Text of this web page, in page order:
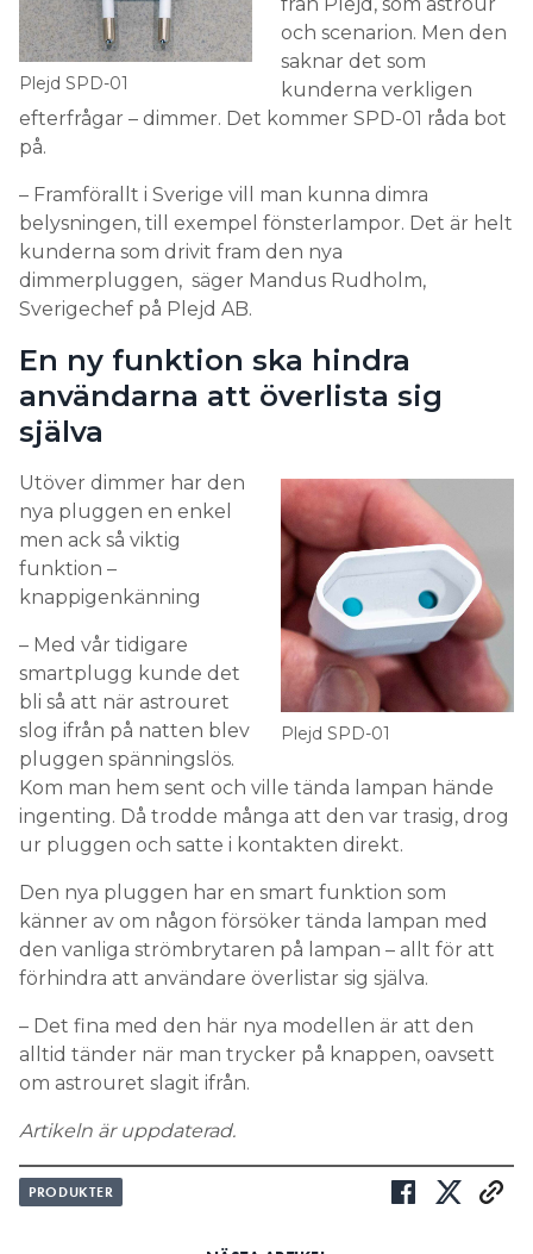
Plejd SPD-01
från Plejd, som astrour
och scenarion. Men den
saknar det som
kunderna verkligen
efterfrågar – dimmer. Det kommer SPD-01 råda bot
på.
– Framförallt i Sverige vill man kunna dimra
belysningen, till exempel fönsterlampor. Det är helt
kunderna som drivit fram den nya
dimmerpluggen, säger Mandus Rudholm,
Sverigechef på Plejd AB.
En ny funktion ska hindra
användarna att överlista sig
själva
Plejd SPD-01
Utöver dimmer har den
nya pluggen en enkel
men ack så viktig
funktion –
knappigenkänning
– Med vår tidigare
smartplugg kunde det
bli så att när astrouret
slog ifrån på natten blev
pluggen spänningslös.
Kom man hem sent och ville tända lampan hände
ingenting. Då trodde många att den var trasig, drog
ur pluggen och satte i kontakten direkt.
Den nya pluggen har en smart funktion som
känner av om någon försöker tända lampan med
den vanliga strömbrytaren på lampan – allt för att
förhindra att användare överlistar sig själva.
– Det fina med den här nya modellen är att den
alltid tänder när man trycker på knappen, oavsett
om astrouret slagit ifrån.
Artikeln är uppdaterad.
PRODUKTER